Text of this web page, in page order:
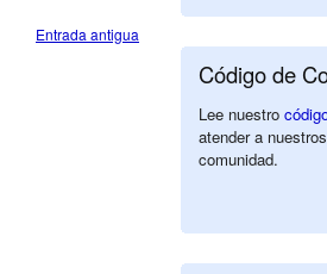
Entrada antigua
Código de
Lee nuestro
atender a
comunidad.